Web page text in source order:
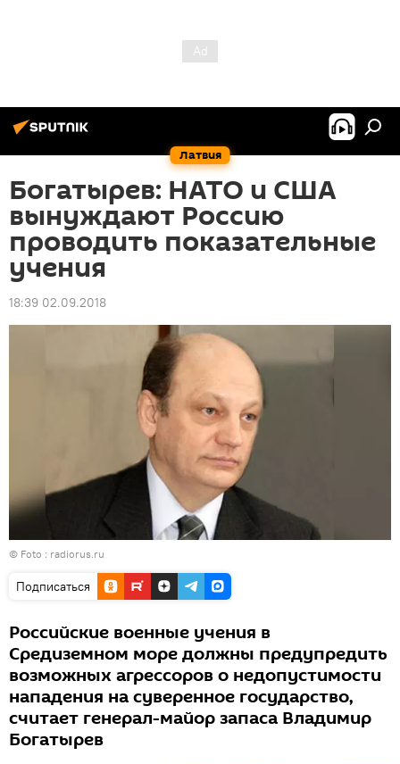
Латвия
Богатырев: НАТО и США
вынуждают Россию
проводить показательные
учения
18:39 02.09.2018
© Foto : radiorus.ru
Подписаться
Российские военные учения в
Средиземном море должны предупредить
возможных агрессоров о недопустимости
нападения на суверенное государство,
считает генерал-майор запаса Владимир
Богатырев